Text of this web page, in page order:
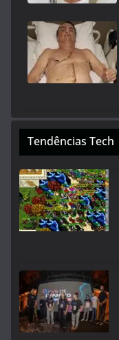
Tendências Tech